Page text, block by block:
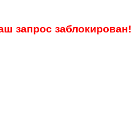
запрос заблокирован!